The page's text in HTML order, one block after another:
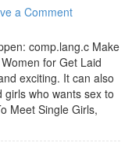
a Comment
comp.lang.c Make
for Get Laid
exciting. It can also
who wants sex to
Meet Single Girls,